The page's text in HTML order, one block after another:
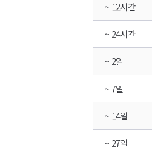
~ 12시간
~ 24시간
~ 2일
~ 7일
~ 14일
~ 27일